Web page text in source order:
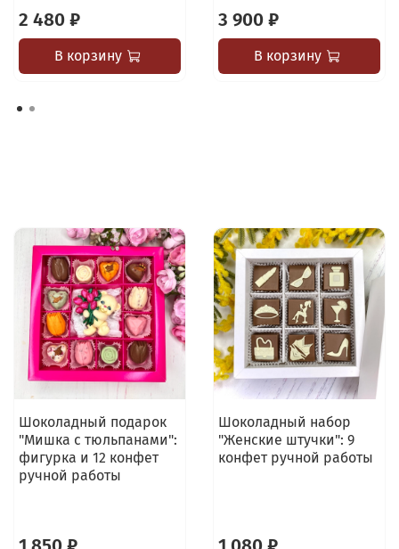
2 480 ₽
В корзину
3 900 ₽
В корзину
Шоколадный подарок
"Мишка с тюльпанами":
фигурка и 12 конфет
ручной работы
Шоколадный набор
"Женские штучки": 9
конфет ручной работы